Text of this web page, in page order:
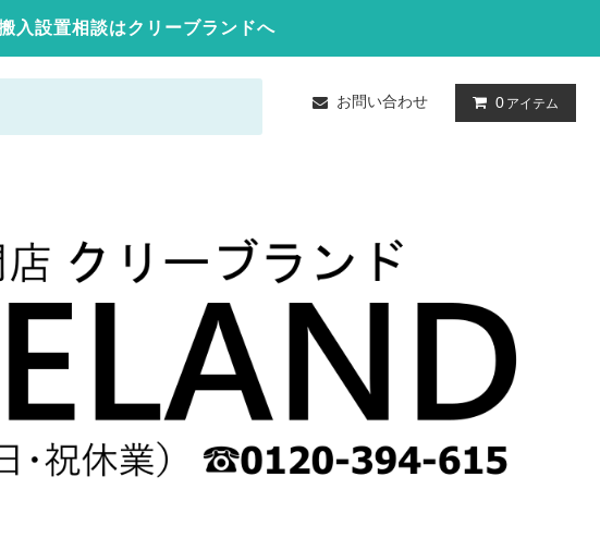
入設置相談はクリーブランドへ
お問い合わせ 0 アイテム